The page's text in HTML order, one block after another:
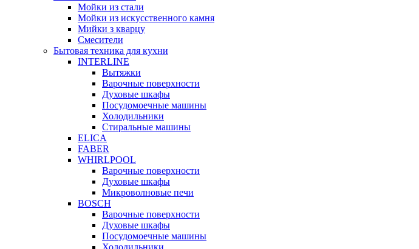
Мойки из стали
Мойки из искусственного камня
Мийки з кварцу
Смесители
Бытовая техника для кухни
INTERLINE
Вытяжки
Варочные поверхности
Духовые шкафы
Посудомоечные машины
Холодильники
Стиральные машины
ELICA
FABER
WHIRLPOOL
Варочные поверхности
Духовые шкафы
Микроволновые печи
BOSCH
Варочные поверхности
Духовые шкафы
Посудомоечные машины
Холодильники